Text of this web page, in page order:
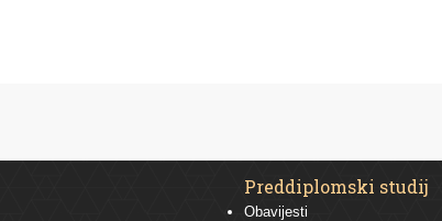
Preddiplomski studij
Obavijesti